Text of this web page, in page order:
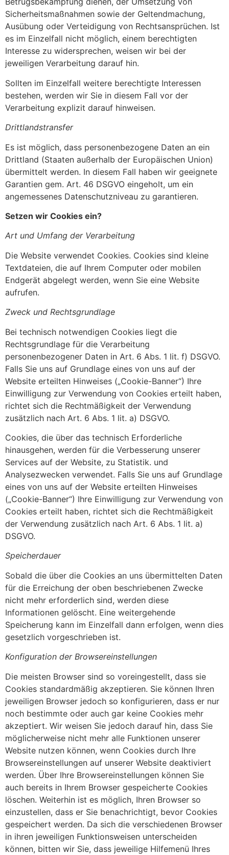
Sicherheitsmaßnahmen sowie der Geltendmachung,
Ausübung oder Verteidigung von Rechtsansprüchen. Ist
es im Einzelfall nicht möglich, einem berechtigten
Interesse zu widersprechen, weisen wir bei der
jeweiligen Verarbeitung darauf hin.
Sollten im Einzelfall weitere berechtigte Interessen
bestehen, werden wir Sie in diesem Fall vor der
Verarbeitung explizit darauf hinweisen.
Drittlandstransfer
Es ist möglich, dass personenbezogene Daten an ein
Drittland (Staaten außerhalb der Europäischen Union)
übermittelt werden. In diesem Fall haben wir geeignete
Garantien gem. Art. 46 DSGVO eingeholt, um ein
angemessenes Datenschutzniveau zu garantieren.
Setzen wir Cookies ein?
Art und Umfang der Verarbeitung
Die Website verwendet Cookies. Cookies sind kleine
Textdateien, die auf Ihrem Computer oder mobilen
Endgerät abgelegt werden, wenn Sie eine Website
aufrufen.
Zweck und Rechtsgrundlage
Bei technisch notwendigen Cookies liegt die
Rechtsgrundlage für die Verarbeitung
personenbezogener Daten in Art. 6 Abs. 1 lit. f) DSGVO.
Falls Sie uns auf Grundlage eines von uns auf der
Website erteilten Hinweises („Cookie-Banner“) Ihre
Einwilligung zur Verwendung von Cookies erteilt haben,
richtet sich die Rechtmäßigkeit der Verwendung
zusätzlich nach Art. 6 Abs. 1 lit. a) DSGVO.
Cookies, die über das technisch Erforderliche
hinausgehen, werden für die Verbesserung unserer
Services auf der Website, zu Statistik. und
Analysezwecken verwendet. Falls Sie uns auf Grundlage
eines von uns auf der Website erteilten Hinweises
(„Cookie-Banner“) Ihre Einwilligung zur Verwendung von
Cookies erteilt haben, richtet sich die Rechtmäßigkeit
der Verwendung zusätzlich nach Art. 6 Abs. 1 lit. a)
DSGVO.
Speicherdauer
Sobald die über die Cookies an uns übermittelten Daten
für die Erreichung der oben beschriebenen Zwecke
nicht mehr erforderlich sind, werden diese
Informationen gelöscht. Eine weitergehende
Speicherung kann im Einzelfall dann erfolgen, wenn dies
gesetzlich vorgeschrieben ist.
Konfiguration der Browsereinstellungen
Die meisten Browser sind so voreingestellt, dass sie
Cookies standardmäßig akzeptieren. Sie können Ihren
jeweiligen Browser jedoch so konfigurieren, dass er nur
noch bestimmte oder auch gar keine Cookies mehr
akzeptiert. Wir weisen Sie jedoch darauf hin, dass Sie
möglicherweise nicht mehr alle Funktionen unserer
Website nutzen können, wenn Cookies durch Ihre
Browsereinstellungen auf unserer Website deaktiviert
werden. Über Ihre Browsereinstellungen können Sie
auch bereits in Ihrem Browser gespeicherte Cookies
löschen. Weiterhin ist es möglich, Ihren Browser so
einzustellen, dass er Sie benachrichtigt, bevor Cookies
gespeichert werden. Da sich die verschiedenen Browser
in ihren jeweiligen Funktionsweisen unterscheiden
können, bitten wir Sie, dass jeweilige Hilfemenü Ihres